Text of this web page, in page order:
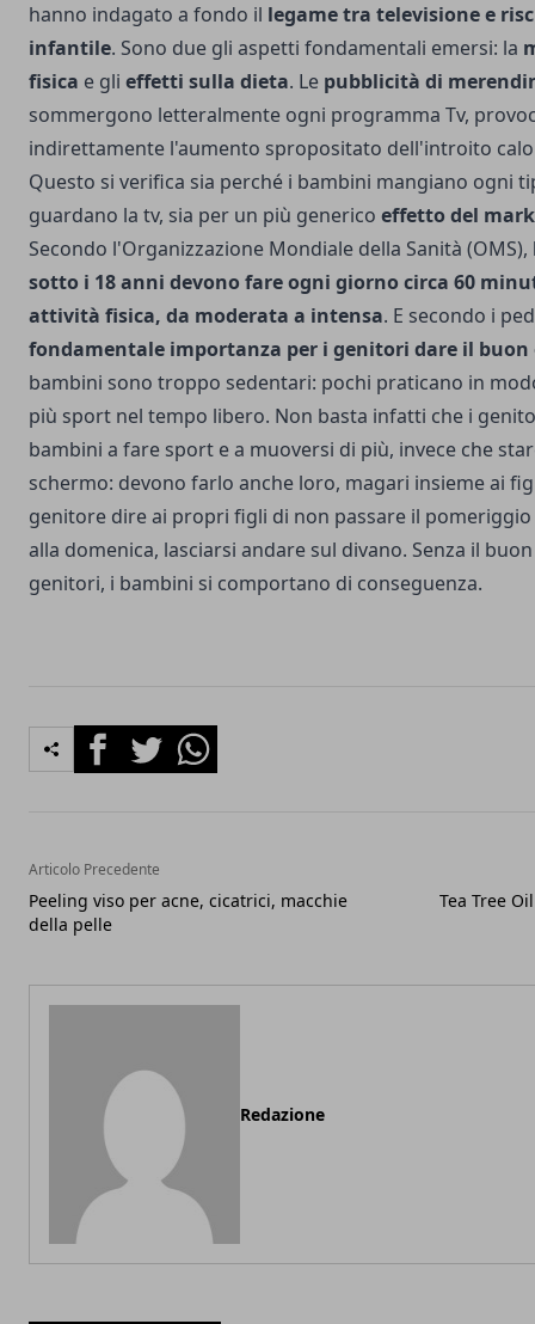
hanno indagato a fondo il legame tra televisione e
infantile. Sono due gli aspetti fondamentali emersi: la
fisica e gli effetti sulla dieta. Le pubblicità di
sommergono letteralmente ogni programma Tv,
indirettamente l'aumento spropositato dell'introito
Questo si verifica sia perché i bambini mangiano ogni
guardano la tv, sia per un più generico effetto del
Secondo l'Organizzazione Mondiale della Sanità (OMS),
sotto i 18 anni devono fare ogni giorno circa 60
attività fisica, da moderata a intensa. E secondo i
fondamentale importanza per i genitori dare il buon
bambini sono troppo sedentari: pochi praticano in
più sport nel tempo libero. Non basta infatti che i
bambini a fare sport e a muoversi di più, invece che
schermo: devono farlo anche loro, magari insieme ai
genitore dire ai propri figli di non passare il pomeriggio
alla domenica, lasciarsi andare sul divano. Senza il
genitori, i bambini si comportano di conseguenza.
FacebookTwitterWhatsapp
Articolo Precedente
Peeling viso per acne, cicatrici, macchie
della pelle
Tea Tree
Redazione